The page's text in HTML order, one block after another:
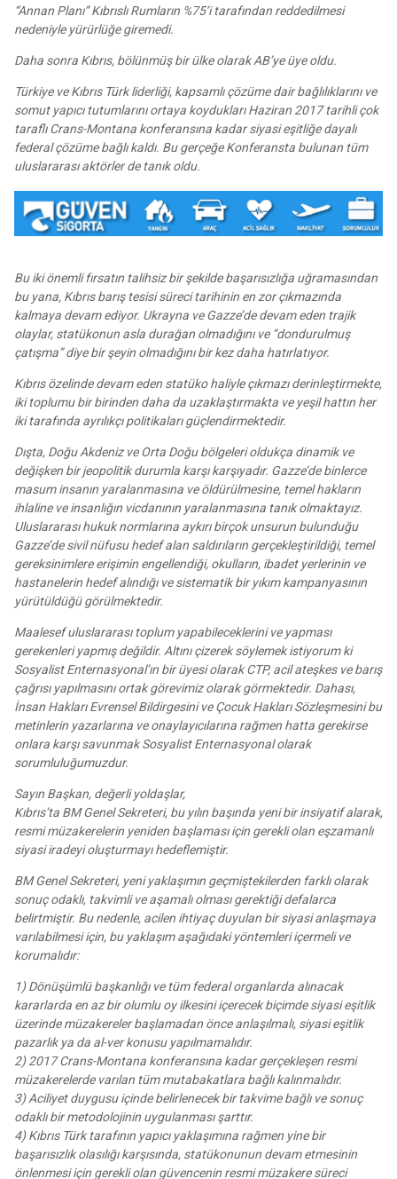
“Annan Planı” Kıbrıslı Rumların %75’i tarafından reddedilmesi
nedeniyle yürürlüğe giremedi.
Daha sonra Kıbrıs, bölünmüş bir ülke olarak AB’ye üye oldu.
Türkiye ve Kıbrıs Türk liderliği, kapsamlı çözüme dair bağlılıklarını ve
somut yapıcı tutumlarını ortaya koydukları Haziran 2017 tarihli çok
taraflı Crans-Montana konferansına kadar siyasi eşitliğe dayalı
federal çözüme bağlı kaldı. Bu gerçeğe Konferansta bulunan tüm
uluslararası aktörler de tanık oldu.
Bu iki önemli fırsatın talihsiz bir şekilde başarısızlığa uğramasından
bu yana, Kıbrıs barış tesisi süreci tarihinin en zor çıkmazında
kalmaya devam ediyor. Ukrayna ve Gazze’de devam eden trajik
olaylar, statükonun asla durağan olmadığını ve “dondurulmuş
çatışma” diye bir şeyin olmadığını bir kez daha hatırlatıyor.
Kıbrıs özelinde devam eden statüko haliyle çıkmazı derinleştirmekte,
iki toplumu bir birinden daha da uzaklaştırmakta ve yeşil hattın her
iki tarafında ayrılıkçı politikaları güçlendirmektedir.
Dışta, Doğu Akdeniz ve Orta Doğu bölgeleri oldukça dinamik ve
değişken bir jeopolitik durumla karşı karşıyadır. Gazze’de binlerce
masum insanın yaralanmasına ve öldürülmesine, temel hakların
ihlaline ve insanlığın vicdanının yaralanmasına tanık olmaktayız.
Uluslararası hukuk normlarına aykırı birçok unsurun bulunduğu
Gazze’de sivil nüfusu hedef alan saldırıların gerçekleştirildiği, temel
gereksinimlere erişimin engellendiği, okulların, ibadet yerlerinin ve
hastanelerin hedef alındığı ve sistematik bir yıkım kampanyasının
yürütüldüğü görülmektedir.
Maalesef uluslararası toplum yapabileceklerini ve yapması
gerekenleri yapmış değildir. Altını çizerek söylemek istiyorum ki
Sosyalist Enternasyonal’ın bir üyesi olarak CTP, acil ateşkes ve barış
çağrısı yapılmasını ortak görevimiz olarak görmektedir. Dahası,
İnsan Hakları Evrensel Bildirgesini ve Çocuk Hakları Sözleşmesini bu
metinlerin yazarlarına ve onaylayıcılarına rağmen hatta gerekirse
onlara karşı savunmak Sosyalist Enternasyonal olarak
sorumluluğumuzdur.
Sayın Başkan, değerli yoldaşlar,
Kıbrıs’ta BM Genel Sekreteri, bu yılın başında yeni bir insiyatif alarak,
resmi müzakerelerin yeniden başlaması için gerekli olan eşzamanlı
siyasi iradeyi oluşturmayı hedeflemiştir.
BM Genel Sekreteri, yeni yaklaşımın geçmiştekilerden farklı olarak
sonuç odaklı, takvimli ve aşamalı olması gerektiği defalarca
belirtmiştir. Bu nedenle, acilen ihtiyaç duyulan bir siyasi anlaşmaya
varılabilmesi için, bu yaklaşım aşağıdaki yöntemleri içermeli ve
korumalıdır:
1) Dönüşümlü başkanlığı ve tüm federal organlarda alınacak
kararlarda en az bir olumlu oy ilkesini içerecek biçimde siyasi eşitlik
üzerinde müzakereler başlamadan önce anlaşılmalı, siyasi eşitlik
pazarlık ya da al-ver konusu yapılmamalıdır.
2) 2017 Crans-Montana konferansına kadar gerçekleşen resmi
müzakerelerde varılan tüm mutabakatlara bağlı kalınmalıdır.
3) Aciliyet duygusu içinde belirlenecek bir takvime bağlı ve sonuç
odaklı bir metodolojinin uygulanması şarttır.
4) Kıbrıs Türk tarafının yapıcı yaklaşımına rağmen yine bir
başarısızlık olasılığı karşısında, statükonunun devam etmesinin
önlenmesi için gerekli olan güvencenin resmi müzakere süreci